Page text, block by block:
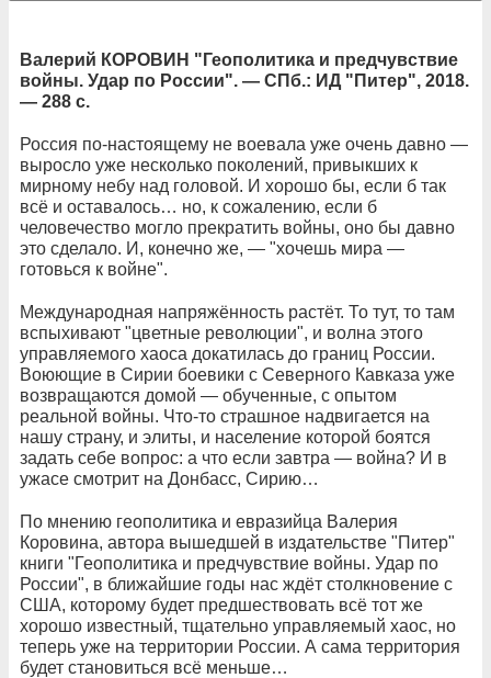
Валерий КОРОВИН "Геополитика и предчувствие
войны. Удар по России". — СПб.: ИД "Питер", 2018.
— 288 с.
Россия по-настоящему не воевала уже очень давно —
выросло уже несколько поколений, привыкших к
мирному небу над головой. И хорошо бы, если б так
всё и оставалось… но, к сожалению, если б
человечество могло прекратить войны, оно бы давно
это сделало. И, конечно же, — "хочешь мира —
готовься к войне".
Международная напряжённость растёт. То тут, то там
вспыхивают "цветные революции", и волна этого
управляемого хаоса докатилась до границ России.
Воюющие в Сирии боевики с Северного Кавказа уже
возвращаются домой — обученные, с опытом
реальной войны. Что-то страшное надвигается на
нашу страну, и элиты, и население которой боятся
задать себе вопрос: а что если завтра — война? И в
ужасе смотрит на Донбасс, Сирию…
По мнению геополитика и евразийца Валерия
Коровина, автора вышедшей в издательстве "Питер"
книги "Геополитика и предчувствие войны. Удар по
России", в ближайшие годы нас ждёт столкновение с
США, которому будет предшествовать всё тот же
хорошо известный, тщательно управляемый хаос, но
теперь уже на территории России. А сама территория
будет становиться всё меньше…